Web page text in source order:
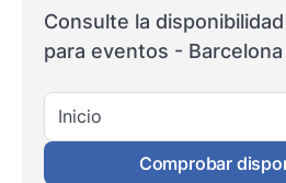
Consulte la
para eventos - Barcelona
Inicio
Comprobar